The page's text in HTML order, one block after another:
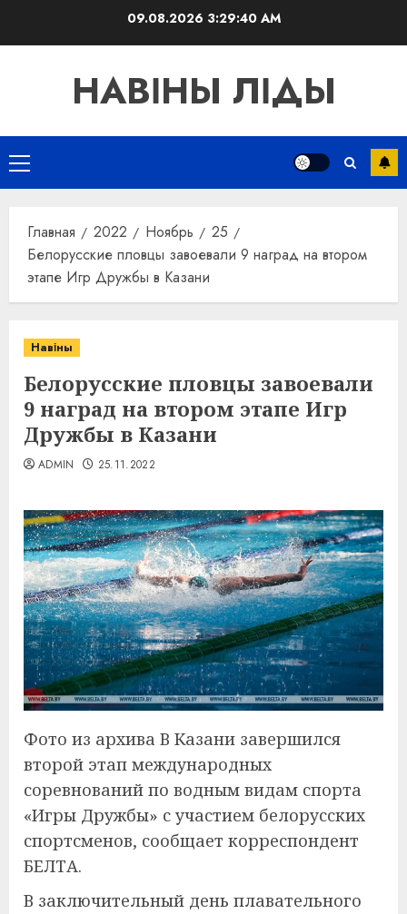
09.08.2026 3:29:41 AM
НАВІНЫ ЛІДЫ
Основное
меню
Главная 2022 Ноябрь
25
Белорусские пловцы завоевали 9 наград на втором
этапе Игр Дружбы в Казани
Навіны
Белорусские пловцы завоевали
9 наград на втором этапе Игр
Дружбы в Казани
ADMIN 25.11.2022
Фото из архива В Казани завершился
второй этап международных
соревнований по водным видам спорта
«Игры Дружбы» с участием белорусских
спортсменов, сообщает корреспондент
БЕЛТА.
В заключительный день плавательного